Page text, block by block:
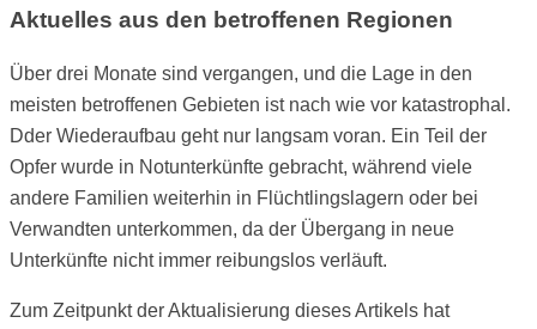
Aktuelles aus den betroffenen Regionen
Über drei Monate sind vergangen, und die Lage in den
meisten betroffenen Gebieten ist nach wie vor katastrophal.
Dder Wiederaufbau geht nur langsam voran. Ein Teil der
Opfer wurde in Notunterkünfte gebracht, während viele
andere Familien weiterhin in Flüchtlingslagern oder bei
Verwandten unterkommen, da der Übergang in neue
Unterkünfte nicht immer reibungslos verläuft.
Zum Zeitpunkt der Aktualisierung dieses Artikels hat